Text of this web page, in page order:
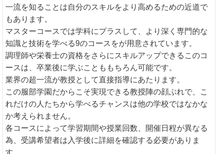
一流を知ることは自分のスキルをより高めるための近道で
もあります。
マスターコースでは学科にプラスして、より深く専門的な
知識と技術を学べる9のコースをが用意されています。
調理師や栄養士の資格をさらにスキルアップできるこのコ
ースは、卒業後に学ぶことももちろん可能です。
業界の超一流が教授として直接指導にあたります。
この服部学園だからこそ実現できる教授陣の顔ぶれで、こ
れだけの人たちから学べるチャンスは他の学校ではなかな
か考えられません。
各コースによって学習期間や授業回数、開催日程が異なる
為、受講希望者は入学後に詳細を確認する必要がありま